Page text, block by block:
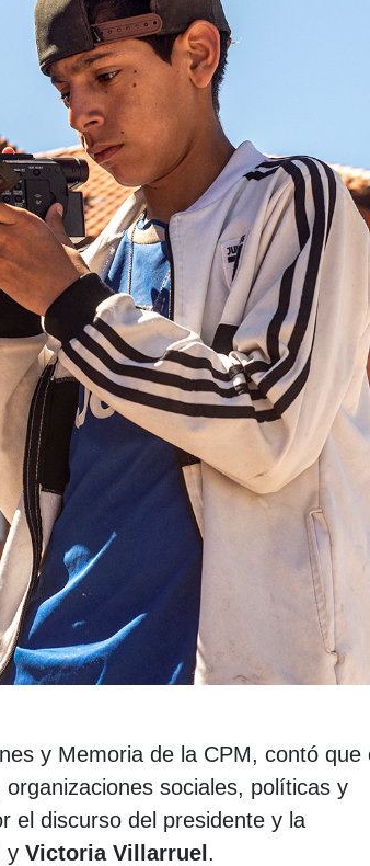
y Memoria de la CPM, contó que
sociales, políticas y
el discurso del presidente y la
y Victoria Villarruel .